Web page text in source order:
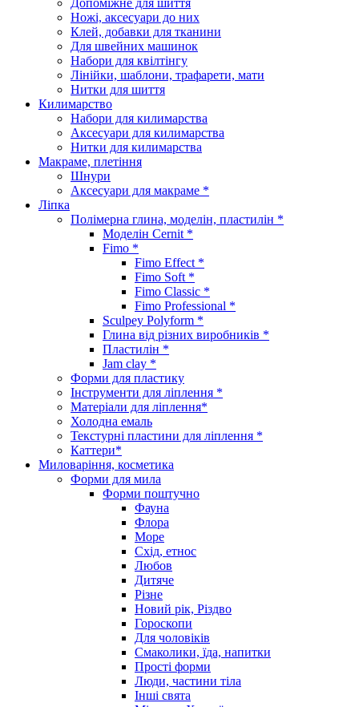
Ножі, аксесуари до них
Клей, добавки для тканини
Для швейних машинок
Набори для квілтінгу
Лінійки, шаблони, трафарети, мати
Нитки для шиття
Килимарство
Набори для килимарства
Аксесуари для килимарства
Нитки для килимарства
Макраме, плетіння
Шнури
Аксесуари для макраме *
Ліпка
Полімерна глина, моделін, пластилін *
Моделін Cernit *
Fimo *
Fimo Effect *
Fimo Soft *
Fimo Classic *
Fimo Professional *
Sculpey Polyform *
Глина від різних виробників *
Пластилін *
Jam clay *
Форми для пластику
Інструменти для ліплення *
Матеріали для ліплення*
Холодна емаль
Текстурні пластини для ліплення *
Каттери*
Миловаріння, косметика
Форми для мила
Форми поштучно
Фауна
Флора
Море
Схід, етнос
Любов
Дитяче
Різне
Новий рік, Різдво
Гороскопи
Для чоловіків
Смаколики, їда, напитки
Прості форми
Люди, частини тіла
Інші свята